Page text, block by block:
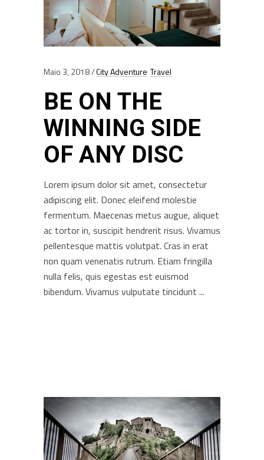
Maio 3, 2018 City Adventure Travel
BE ON THE
WINNING SIDE
OF ANY DISC
Lorem ipsum dolor sit amet, consectetur
adipiscing elit. Donec eleifend molestie
fermentum. Maecenas metus augue, aliquet
ac tortor in, suscipit hendrerit risus. Vivamus
pellentesque mattis volutpat. Cras in erat
non quam venenatis rutrum. Etiam fringilla
nulla felis, quis egestas est euismod
bibendum. Vivamus vulputate tincidunt